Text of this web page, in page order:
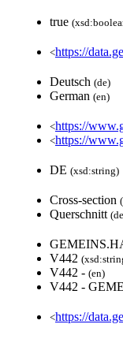
true
<https://
Deutsch (de)
German (en)
<https://
<https://
DE (xsd:string)
Cross-section
Querschnitt
V442
V442 - (en)
V442 -
<https://